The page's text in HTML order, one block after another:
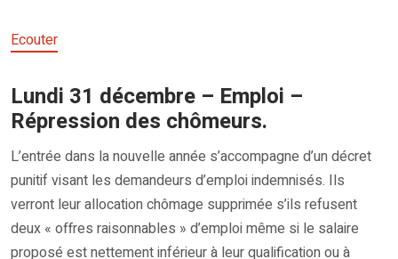
Ecouter
Lundi 31 décembre – Emploi –
Répression des chômeurs.
L’entrée dans la nouvelle année s’accompagne d’un décret
punitif visant les demandeurs d’emploi indemnisés. Ils
verront leur allocation chômage supprimée s’ils refusent
deux « offres raisonnables » d’emploi même si le salaire
proposé est nettement inférieur à leur qualification ou à